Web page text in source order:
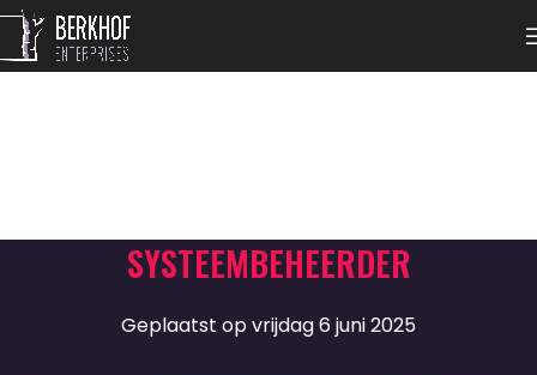
SYSTEEMBEHEERDER
Geplaatst op vrijdag 6 juni 2025